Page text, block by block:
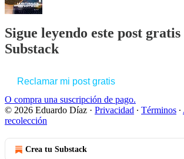
Sigue leyendo este post
Substack
Reclamar mi post gratis
O compra una suscripción de pago.
© 2026 Eduardo Díaz · Privacidad ∙ Términos ∙
recolección
Crea tu Substack